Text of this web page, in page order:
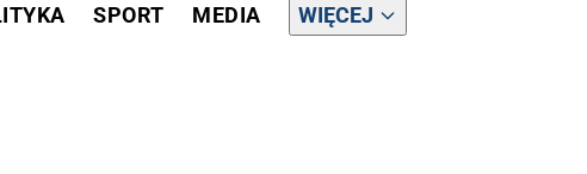
SPORT MEDIA WIĘCEJ